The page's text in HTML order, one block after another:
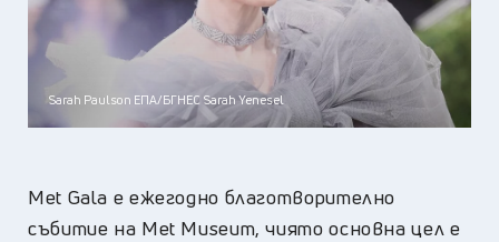
Sarah Paulson ЕПА/БГНЕС Sarah Yenesel
Met Gala е ежегодно благотворително
събитие на Met Museum, чиято основна цел е